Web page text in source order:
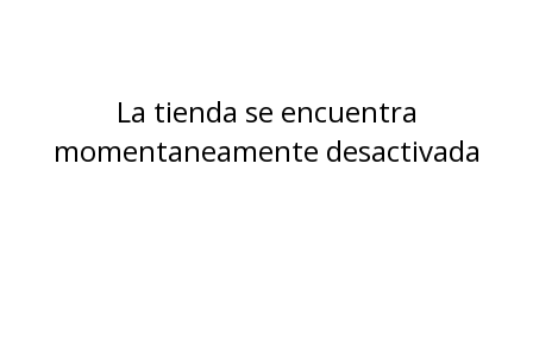
La tienda se encuentra
momentaneamente desactivada